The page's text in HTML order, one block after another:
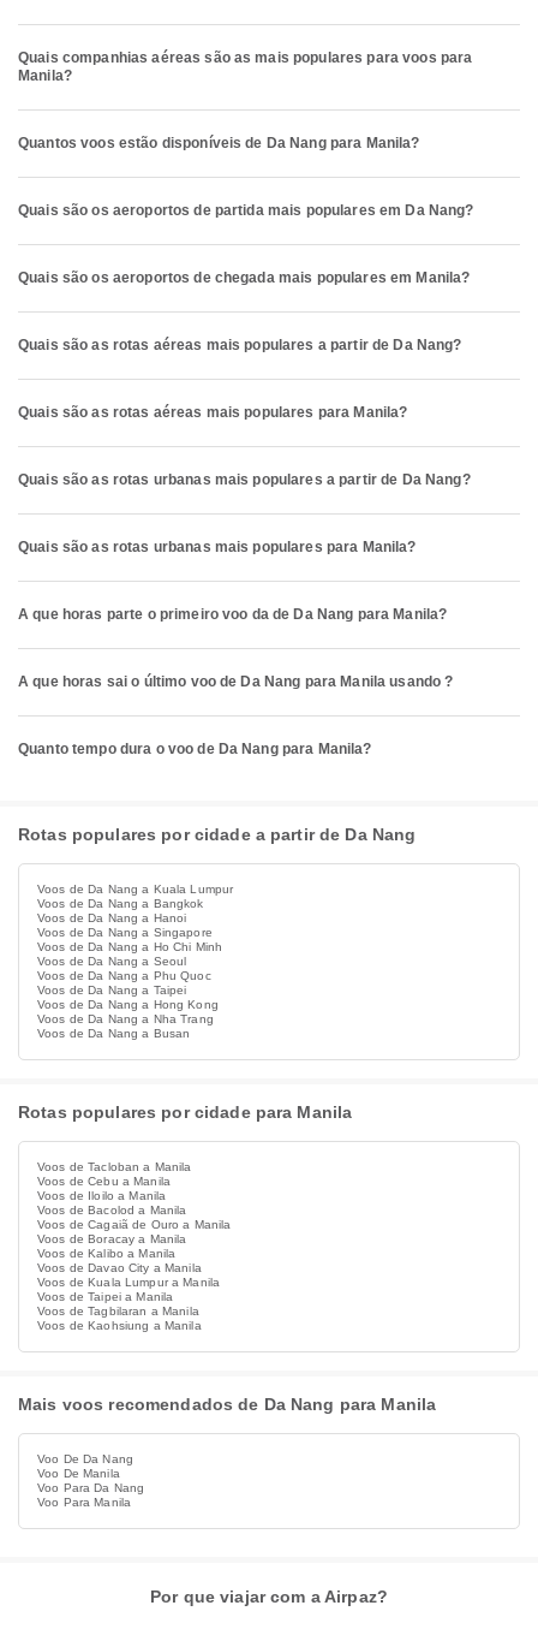
Quais companhias aéreas são as mais populares para voos para
Manila?
Quantos voos estão disponíveis de Da Nang para Manila?
Quais são os aeroportos de partida mais populares em Da Nang?
Quais são os aeroportos de chegada mais populares em Manila?
Quais são as rotas aéreas mais populares a partir de Da Nang?
Quais são as rotas aéreas mais populares para Manila?
Quais são as rotas urbanas mais populares a partir de Da Nang?
Quais são as rotas urbanas mais populares para Manila?
A que horas parte o primeiro voo da de Da Nang para Manila?
A que horas sai o último voo de Da Nang para Manila usando ?
Quanto tempo dura o voo de Da Nang para Manila?
Rotas populares por cidade a partir de Da Nang
Voos de Da Nang a Kuala Lumpur
Voos de Da Nang a Bangkok
Voos de Da Nang a Hanoi
Voos de Da Nang a Singapore
Voos de Da Nang a Ho Chi Minh
Voos de Da Nang a Seoul
Voos de Da Nang a Phu Quoc
Voos de Da Nang a Taipei
Voos de Da Nang a Hong Kong
Voos de Da Nang a Nha Trang
Voos de Da Nang a Busan
Rotas populares por cidade para Manila
Voos de Tacloban a Manila
Voos de Cebu a Manila
Voos de Iloilo a Manila
Voos de Bacolod a Manila
Voos de Cagaiã de Ouro a Manila
Voos de Boracay a Manila
Voos de Kalibo a Manila
Voos de Davao City a Manila
Voos de Kuala Lumpur a Manila
Voos de Taipei a Manila
Voos de Tagbilaran a Manila
Voos de Kaohsiung a Manila
Mais voos recomendados de Da Nang para Manila
Voo De Da Nang
Voo De Manila
Voo Para Da Nang
Voo Para Manila
Por que viajar com a Airpaz?